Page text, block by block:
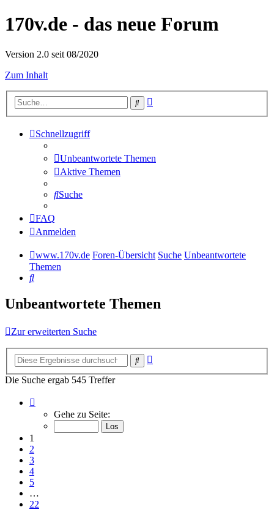
170v.de - das neue Forum
Version 2.0 seit 08/2020
Zum Inhalt
Suche
Schnellzugriff
Unbeantwortete Themen
Aktive Themen
Suche
FAQ
Anmelden
www.170v.de Foren-Übersicht Suche Unbeantwortete
Themen
Suche
Unbeantwortete Themen
Zur erweiterten Suche
Suche
Die Suche ergab 545 Treffer
von
Gehe zu Seite:
1
2
3
4
5
…
22